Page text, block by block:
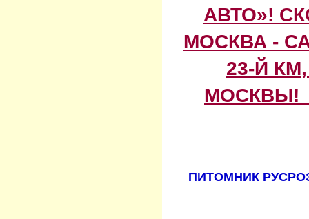
АВТО»!
МОСКВА -
23-Й
МОСКВЫ!
ПИТОМНИК